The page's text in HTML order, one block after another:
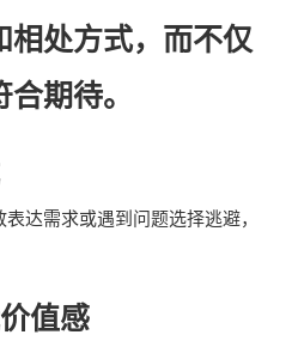
相处方式，而不仅
期待。
达需求或遇到问题选择逃避，
值感